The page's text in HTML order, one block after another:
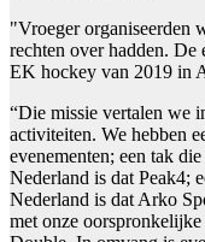
"Vroeger organiseerden
rechten over hadden. De
EK hockey van 2019 in
“Die missie vertalen we
activiteiten. We hebben
evenementen; een tak
Nederland is dat Peak4;
Nederland is dat Arko
met onze